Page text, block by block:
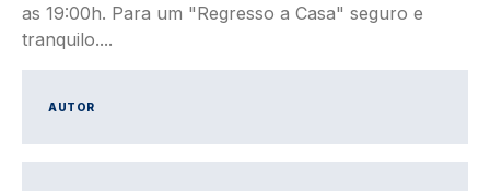
as 19:00h. Para um "Regresso a Casa" seguro e
tranquilo....
AUTOR